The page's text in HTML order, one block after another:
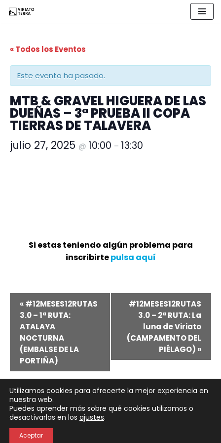
contenido
« Todos los Eventos
Este evento ha pasado.
MTB & GRAVEL HIGUERA DE LAS
DUEÑAS – 3ª PRUEBA II COPA
TIERRAS DE TALAVERA
julio 27, 2025 @ 10:00 – 13:30
Si estas teniendo algún problema para
inscribirtepulsa aquí
Navegación
del
Evento
«#12MESES12RUTAS
3.0 – 1ª RUTA:
ATALAYA
NOCTURNA
(EMBALSE DE LA
PORTIÑA)
#12MESES12RUTAS
3.0 – 2ª RUTA: La
luna de Viriato
(CAMPAMENTO DEL
PIÉLAGO) »
Neve| Funciona gracias aWordPress
Política de Privacidad
Utilizamos cookies para ofrecerte la mejor experiencia en
nuestra web.
Puedes aprender más sobre qué cookies utilizamos o
desactivarlas en los ajustes.
Aceptar